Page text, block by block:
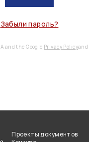
Забыли пароль?
and the Google Privacy Policyand
Проекты документов